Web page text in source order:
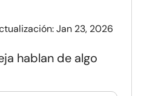
Jan 23, 2026
hablan de algo